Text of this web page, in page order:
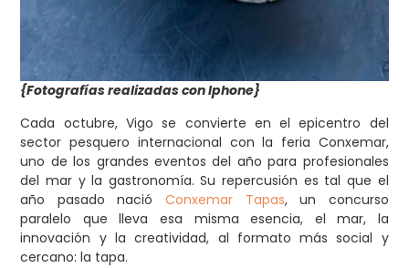
{Fotografías realizadas con Iphone}
Cada octubre, Vigo se convierte en el epicentro del
sector pesquero internacional con la feria Conxemar,
uno de los grandes eventos del año para profesionales
del mar y la gastronomía. Su repercusión es tal que el
año pasado nació Conxemar Tapas, un concurso
paralelo que lleva esa misma esencia, el mar, la
innovación y la creatividad, al formato más social y
cercano: la tapa.